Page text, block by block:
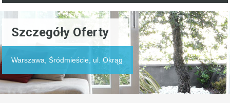
Szczegóły Oferty
Warszawa, Śródmieście, ul. Okrąg